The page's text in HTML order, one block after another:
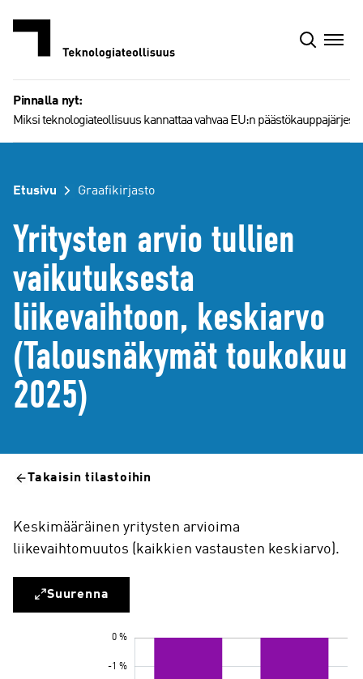
Pinnalla nyt:
Miksi teknologiateollisuus kannattaa vahvaa EU:n
Etusivu Graafikirjasto
Yritysten arvio tullien
vaikutuksesta
liikevaihtoon, keskiarvo
(Talousnäkymät toukokuu
2025)
Takaisin tilastoihin
Keskimääräinen yritysten arvioima
liikevaihtomuutos (kaikkien vastausten keskiarvo).
Suurenna